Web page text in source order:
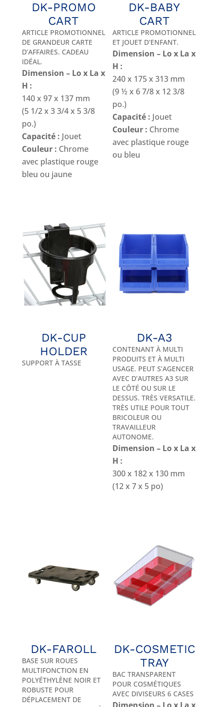
DK-PROMO
CART
ARTICLE PROMOTIONNEL
DE GRANDEUR CARTE
D’AFFAIRES. CADEAU
IDÉAL.
Dimension – Lo x La x
H :
140 x 97 x 137 mm
(5 1/2 x 3 3/4 x 5 3/8
po.)
Capacité : Jouet
Couleur : Chrome
avec plastique rouge
bleu ou jaune
DK-BABY
CART
ARTICLE PROMOTIONNEL
ET JOUET D’ENFANT.
Dimension – Lo x La x
H :
240 x 175 x 313 mm
(9 ½ x 6 7/8 x 12 3/8
po.)
Capacité : Jouet
Couleur : Chrome
avec plastique rouge
ou bleu
DK-CUP
HOLDER
SUPPORT À TASSE
DK-A3
CONTENANT À MULTI
PRODUITS ET À MULTI
USAGE. PEUT S’AGENCER
AVEC D’AUTRES A3 SUR
LE CÔTÉ OU SUR LE
DESSUS. TRÈS VERSATILE.
TRÈS UTILE POUR TOUT
BRICOLEUR OU
TRAVAILLEUR
AUTONOME.
Dimension – Lo x La x
H :
300 x 182 x 130 mm
(12 x 7 x 5 po)
DK-FAROLL
BASE SUR ROUES
MULTIFONCTION EN
POLYÉTHYLÈNE NOIR ET
ROBUSTE POUR
DÉPLACEMENT DE
DK-COSMETIC
TRAY
BAC TRANSPARENT
POUR COSMÉTIQUES
AVEC DIVISEURS 6 CASES